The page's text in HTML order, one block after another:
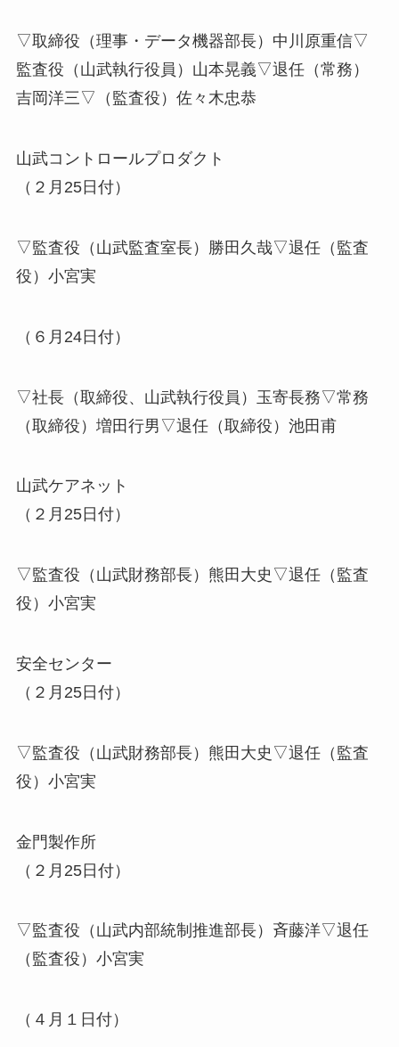
▽取締役（理事・データ機器部長）中川原重信▽
監査役（山武執行役員）山本晃義▽退任（常務）
吉岡洋三▽（監査役）佐々木忠恭
山武コントロールプロダクト
（２月25日付）
▽監査役（山武監査室長）勝田久哉▽退任（監査
役）小宮実
（６月24日付）
▽社長（取締役、山武執行役員）玉寄長務▽常務
（取締役）増田行男▽退任（取締役）池田甫
山武ケアネット
（２月25日付）
▽監査役（山武財務部長）熊田大史▽退任（監査
役）小宮実
安全センター
（２月25日付）
▽監査役（山武財務部長）熊田大史▽退任（監査
役）小宮実
金門製作所
（２月25日付）
▽監査役（山武内部統制推進部長）斉藤洋▽退任
（監査役）小宮実
（４月１日付）